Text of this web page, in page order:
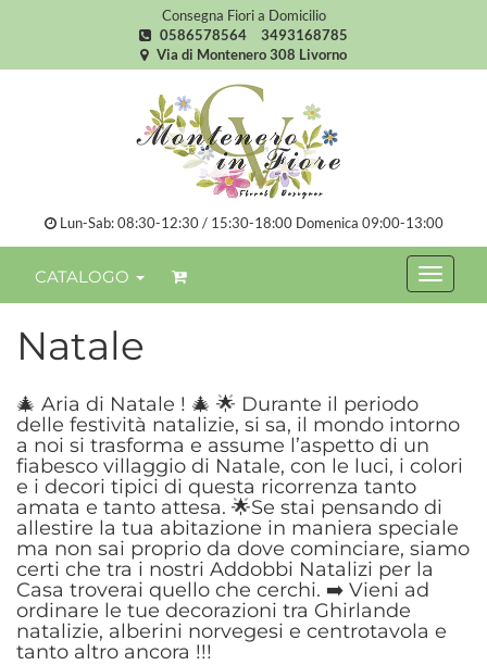
Consegna Fiori a Domicilio
0586578564
3493168785
Via di Montenero 308 Livorno
Lun-Sab: 08:30-12:30 / 15:30-18:00 Domenica 09:00-13:00
CATALOGO
Natale
🎄 Aria di Natale ! 🎄 🌟 Durante il periodo
delle festività natalizie, si sa, il mondo intorno
a noi si trasforma e assume l’aspetto di un
fiabesco villaggio di Natale, con le luci, i colori
e i decori tipici di questa ricorrenza tanto
amata e tanto attesa. 🌟Se stai pensando di
allestire la tua abitazione in maniera speciale
ma non sai proprio da dove cominciare, siamo
certi che tra i nostri Addobbi Natalizi per la
Casa troverai quello che cerchi. ➡️ Vieni ad
ordinare le tue decorazioni tra Ghirlande
natalizie, alberini norvegesi e centrotavola e
tanto altro ancora !!!